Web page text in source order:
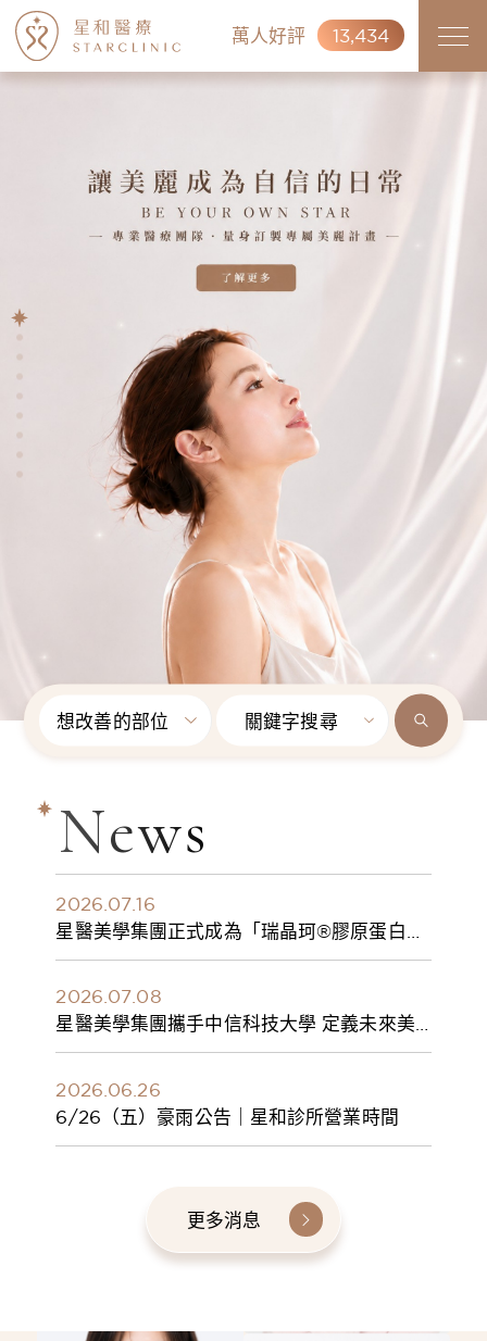
萬人好評 13,434
想改善的部位 關鍵字搜尋
News
2026.07.16
星醫美學集團正式成為「瑞晶珂®膠原蛋白植
入劑」台灣獨家總代理
2026.07.08
星醫美學集團攜手中信科技大學 定義未來美
學人才新標準 建構健康美學產學共育模式 串
2026.06.26
6/26（五）豪雨公告｜星和診所營業時間
更多消息